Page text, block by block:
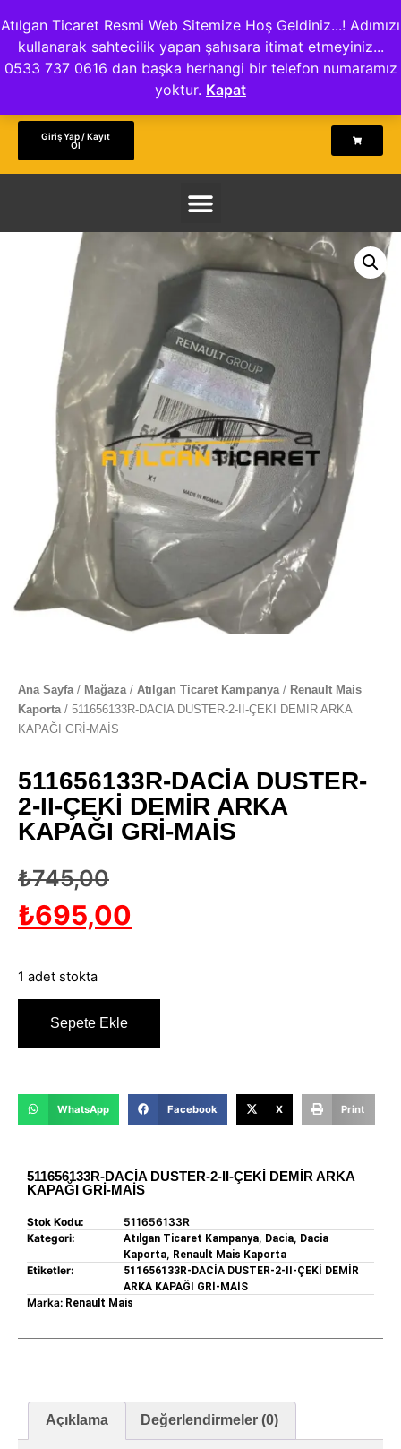
Atılgan Ticaret Resmi Web Sitemize Hoş Geldiniz...! Adımızı
kullanarak sahtecilik yapan şahısara itimat etmeyiniz...
0533 737 0616 dan başka herhangi bir telefon numaramız
yoktur. Kapat
Giriş Yap / Kayıt
Ol
Ana Sayfa/ Mağaza/ Atılgan Ticaret Kampanya/ Renault Mais
Kaporta/ 511656133R-DACİA DUSTER-2-II-ÇEKİ DEMİR ARKA
KAPAĞI GRİ-MAİS
511656133R-DACİA DUSTER-
2-II-ÇEKİ DEMİR ARKA
KAPAĞI GRİ-MAİS
₺745,00
₺695,00
1 adet stokta
Sepete Ekle
WhatsApp Facebook X Print
511656133R-DACİA DUSTER-2-II-ÇEKİ DEMİR ARKA
KAPAĞI GRİ-MAİS
Stok Kodu:
511656133R
Kategori:
Atılgan Ticaret Kampanya, Dacia, Dacia
Kaporta, Renault Mais Kaporta
Etiketler:
511656133R-DACİA DUSTER-2-II-ÇEKİ DEMİR
ARKA KAPAĞI GRİ-MAİS
Marka: Renault Mais
Açıklama Değerlendirmeler (0)